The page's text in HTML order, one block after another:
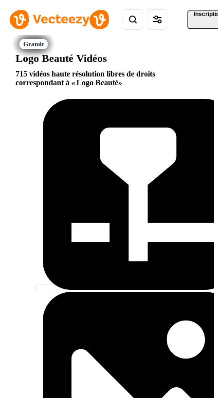
Logo Beauté Vidéos
715 vidéos haute résolution libres de droits
correspondant à
Logo Beauté